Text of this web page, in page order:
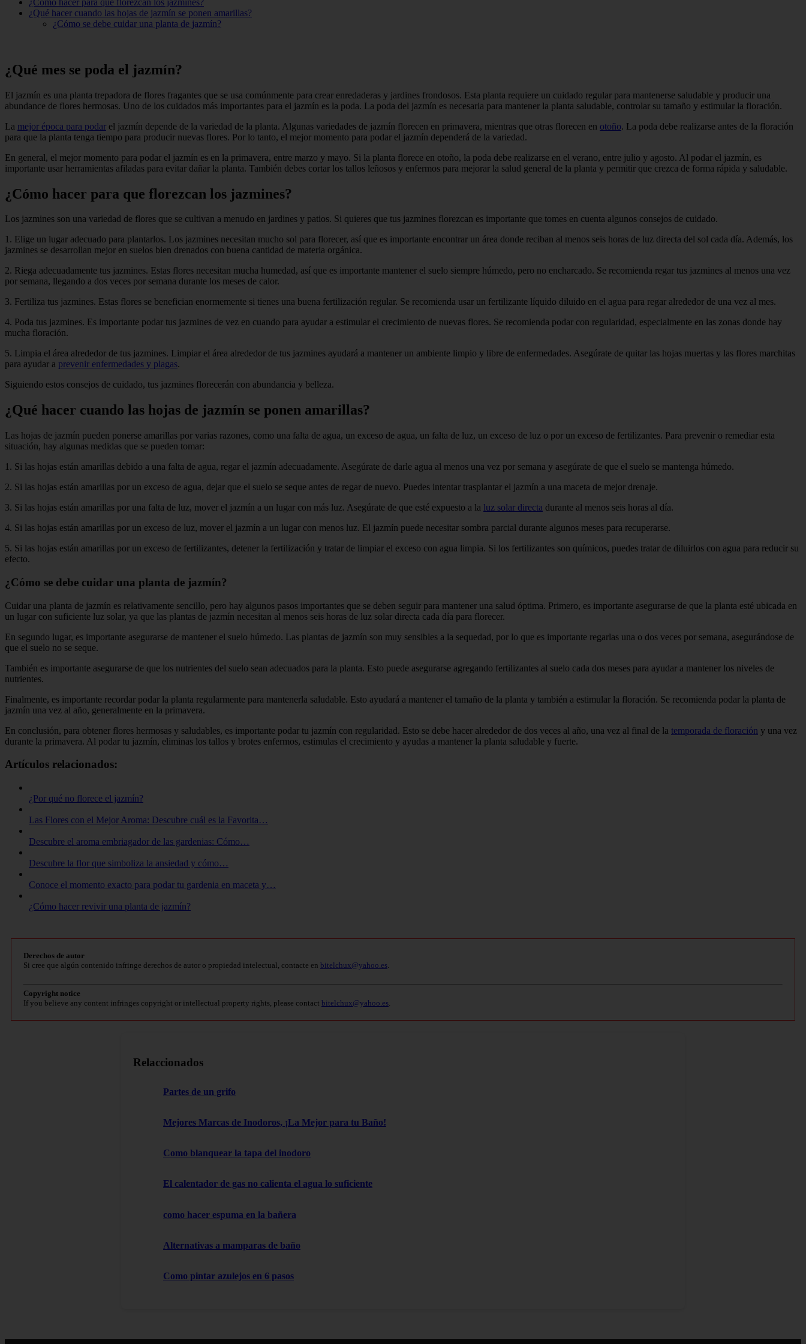
¿Qué hacer cuando las hojas de jazmín se ponen amarillas?
¿Cómo se debe cuidar una planta de jazmín?
¿Qué mes se poda el jazmín?
El jazmín es una planta trepadora de flores fragantes que se usa comúnmente para crear enredaderas y jardines frondosos. Esta planta requiere un cuidado regular para mantenerse saludable y producir una
abundance de flores hermosas. Uno de los cuidados más importantes para el jazmín es la poda. La poda del jazmín es necesaria para mantener la planta saludable, controlar su tamaño y estimular la floración.
La mejor época para podar el jazmín depende de la variedad de la planta. Algunas variedades de jazmín florecen en primavera, mientras que otras florecen en otoño. La poda debe realizarse antes de la floración
para que la planta tenga tiempo para producir nuevas flores. Por lo tanto, el mejor momento para podar el jazmín dependerá de la variedad.
En general, el mejor momento para podar el jazmín es en la primavera, entre marzo y mayo. Si la planta florece en otoño, la poda debe realizarse en el verano, entre julio y agosto. Al podar el jazmín, es
importante usar herramientas afiladas para evitar dañar la planta. También debes cortar los tallos leñosos y enfermos para mejorar la salud general de la planta y permitir que crezca de forma rápida y saludable.
¿Cómo hacer para que florezcan los jazmines?
Los jazmines son una variedad de flores que se cultivan a menudo en jardines y patios. Si quieres que tus jazmines florezcan es importante que tomes en cuenta algunos consejos de cuidado.
1. Elige un lugar adecuado para plantarlos. Los jazmines necesitan mucho sol para florecer, así que es importante encontrar un área donde reciban al menos seis horas de luz directa del sol cada día. Además, los
jazmines se desarrollan mejor en suelos bien drenados con buena cantidad de materia orgánica.
2. Riega adecuadamente tus jazmines. Estas flores necesitan mucha humedad, así que es importante mantener el suelo siempre húmedo, pero no encharcado. Se recomienda regar tus jazmines al menos una vez
por semana, llegando a dos veces por semana durante los meses de calor.
3. Fertiliza tus jazmines. Estas flores se benefician enormemente si tienes una buena fertilización regular. Se recomienda usar un fertilizante líquido diluido en el agua para regar alrededor de una vez al mes.
4. Poda tus jazmines. Es importante podar tus jazmines de vez en cuando para ayudar a estimular el crecimiento de nuevas flores. Se recomienda podar con regularidad, especialmente en las zonas donde hay
mucha floración.
5. Limpia el área alrededor de tus jazmines. Limpiar el área alrededor de tus jazmines ayudará a mantener un ambiente limpio y libre de enfermedades. Asegúrate de quitar las hojas muertas y las flores marchitas
para ayudar a prevenir enfermedades y plagas.
Siguiendo estos consejos de cuidado, tus jazmines florecerán con abundancia y belleza.
¿Qué hacer cuando las hojas de jazmín se ponen amarillas?
Las hojas de jazmín pueden ponerse amarillas por varias razones, como una falta de agua, un exceso de agua, un falta de luz, un exceso de luz o por un exceso de fertilizantes. Para prevenir o remediar esta
situación, hay algunas medidas que se pueden tomar:
1. Si las hojas están amarillas debido a una falta de agua, regar el jazmín adecuadamente. Asegúrate de darle agua al menos una vez por semana y asegúrate de que el suelo se mantenga húmedo.
2. Si las hojas están amarillas por un exceso de agua, dejar que el suelo se seque antes de regar de nuevo. Puedes intentar trasplantar el jazmín a una maceta de mejor drenaje.
3. Si las hojas están amarillas por una falta de luz, mover el jazmín a un lugar con más luz. Asegúrate de que esté expuesto a la luz solar directa durante al menos seis horas al día.
4. Si las hojas están amarillas por un exceso de luz, mover el jazmín a un lugar con menos luz. El jazmín puede necesitar sombra parcial durante algunos meses para recuperarse.
5. Si las hojas están amarillas por un exceso de fertilizantes, detener la fertilización y tratar de limpiar el exceso con agua limpia. Si los fertilizantes son químicos, puedes tratar de diluirlos con agua para reducir su
efecto.
¿Cómo se debe cuidar una planta de jazmín?
Cuidar una planta de jazmín es relativamente sencillo, pero hay algunos pasos importantes que se deben seguir para mantener una salud óptima. Primero, es importante asegurarse de que la planta esté ubicada en
un lugar con suficiente luz solar, ya que las plantas de jazmín necesitan al menos seis horas de luz solar directa cada día para florecer.
En segundo lugar, es importante asegurarse de mantener el suelo húmedo. Las plantas de jazmín son muy sensibles a la sequedad, por lo que es importante regarlas una o dos veces por semana, asegurándose de
que el suelo no se seque.
También es importante asegurarse de que los nutrientes del suelo sean adecuados para la planta. Esto puede asegurarse agregando fertilizantes al suelo cada dos meses para ayudar a mantener los niveles de
nutrientes.
Finalmente, es importante recordar podar la planta regularmente para mantenerla saludable. Esto ayudará a mantener el tamaño de la planta y también a estimular la floración. Se recomienda podar la planta de
jazmín una vez al año, generalmente en la primavera.
En conclusión, para obtener flores hermosas y saludables, es importante podar tu jazmín con regularidad. Esto se debe hacer alrededor de dos veces al año, una vez al final de la temporada de floración y una vez
durante la primavera. Al podar tu jazmín, eliminas los tallos y brotes enfermos, estimulas el crecimiento y ayudas a mantener la planta saludable y fuerte.
Artículos relacionados:
¿Por qué no florece el jazmín?
Las Flores con el Mejor Aroma: Descubre cuál es la Favorita…
Descubre el aroma embriagador de las gardenias: Cómo…
Descubre la flor que simboliza la ansiedad y cómo…
Conoce el momento exacto para podar tu gardenia en maceta y…
¿Cómo hacer revivir una planta de jazmín?
Derechos de autor
Si cree que algún contenido infringe derechos de autor o propiedad intelectual, contacte en bitelchux@yahoo.es.
Copyright notice
If you believe any content infringes copyright or intellectual property rights, please contact bitelchux@yahoo.es.
Relaccionados
Partes de un grifo
Mejores Marcas de Inodoros, ¡La Mejor para tu Baño!
Como blanquear la tapa del inodoro
El calentador de gas no calienta el agua lo suficiente
como hacer espuma en la bañera
Alternativas a mamparas de baño
Como pintar azulejos en 6 pasos